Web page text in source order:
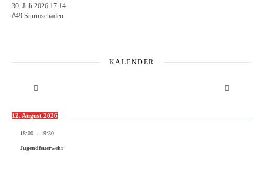
30. Juli 2026 17:14 :
#49 Sturmschaden
KALENDER
12. August 2026
18:00 - 19:30
Jugendfeuerwehr